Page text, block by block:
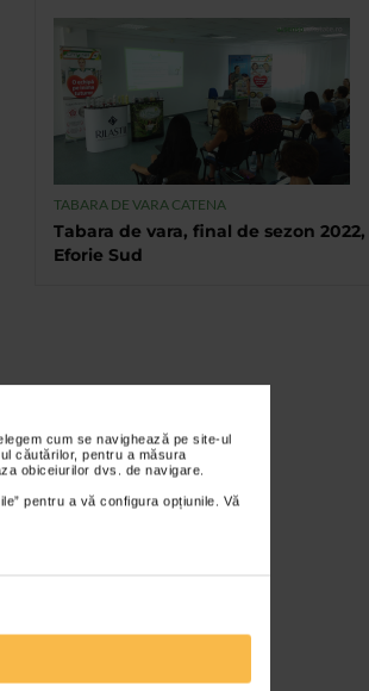
cum se navighează pe site-ul
căutărilor, pentru a măsura
obiceiurilor dvs. de navigare.
pentru a vă configura opțiunile. Vă
TABARA DE VARA CATENA
Tabara de vara, final de sezon 2022,
Eforie Sud